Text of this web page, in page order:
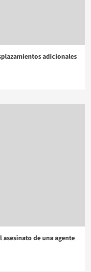
adicionales
de una agente